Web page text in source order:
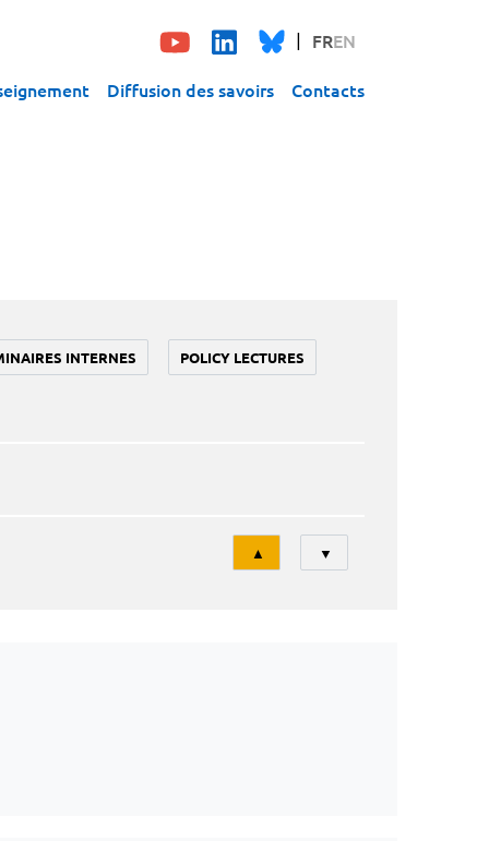
FREN
Diffusion des savoirs Contacts
INTERNES POLICY LECTURES
Tri
▲ ▼